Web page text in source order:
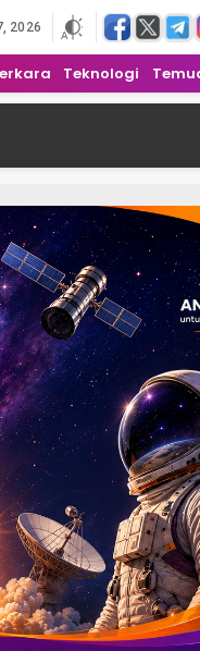
2026
Teknologi